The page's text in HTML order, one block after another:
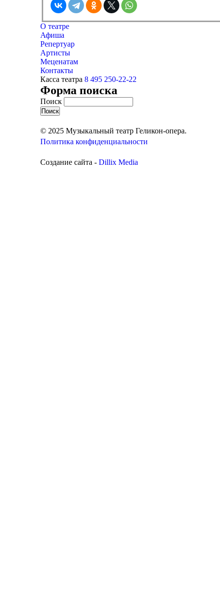
О театре
Афиша
Репертуар
Артисты
Меценатам
Контакты
Касса театра 8 495 250-22-22
Форма поиска
Поиск
© 2025 Музыкальный театр Геликон-опера.
Политика конфиденциальности
Создание сайта - Dillix Media